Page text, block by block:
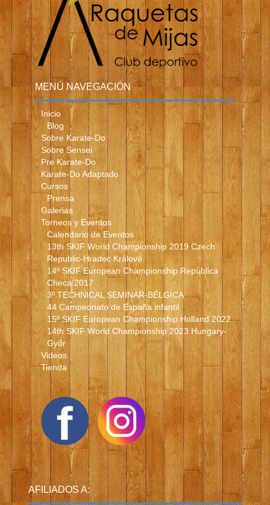
MENÚ NAVEGACIÓN
Inicio
Blog
Sobre Karate-Do
Sobre Sensei
Pre Karate-Do
Karate-Do Adaptado
Cursos
Prensa
Galerias
Torneos y Eventos
Calendario de Eventos
13th SKIF World Championship 2019 Czech
Republic-Hradec Králové
14º SKIF European Championship República
Checa 2017
3º TECHNICAL SEMINAR-BÉLGICA
44 Campeonato de España infantil
15º SKIF European Championship Holland 2022
14th SKIF World Championship 2023 Hungary-
Győr
Videos
Tienda
AFILIADOS A: